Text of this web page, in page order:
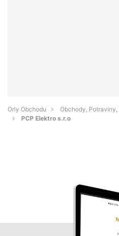
Orly Obchodu
Obchody,
PCP Elektro s.r.o